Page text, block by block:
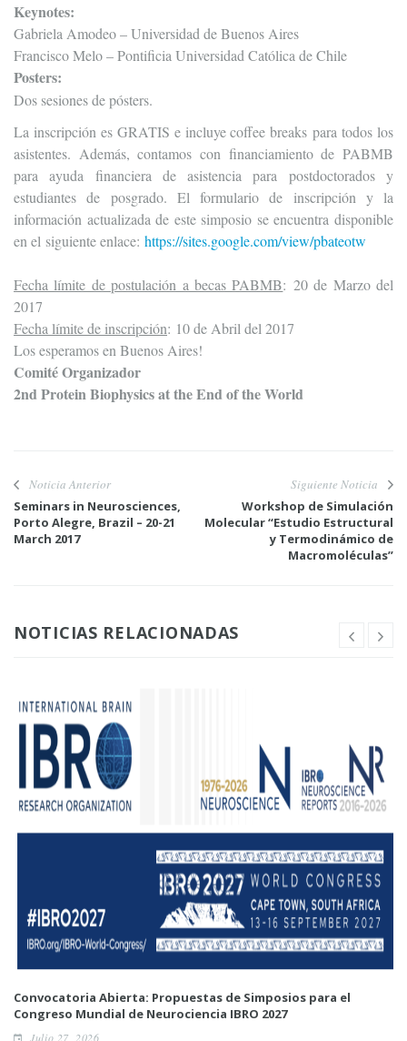
Keynotes:
Gabriela Amodeo – Universidad de Buenos Aires
Francisco Melo – Pontificia Universidad Católica de Chile
Posters:
Dos sesiones de pósters.
La inscripción es GRATIS e incluye coffee breaks para todos los
asistentes. Además, contamos con financiamiento de PABMB
para ayuda financiera de asistencia para postdoctorados y
estudiantes de posgrado. El formulario de inscripción y la
información actualizada de este simposio se encuentra disponible
en el siguiente enlace: https://sites.google.com/view/pbateotw
Fecha límite de postulación a becas PABMB: 20 de Marzo del
2017
Fecha límite de inscripción: 10 de Abril del 2017
Los esperamos en Buenos Aires!
Comité Organizador
2nd Protein Biophysics at the End of the World
Noticia Anterior
Seminars in Neurosciences,
Porto Alegre, Brazil – 20-21
March 2017
Siguiente Noticia
Workshop de Simulación
Molecular “Estudio Estructural
y Termodinámico de
Macromoléculas”
NOTICIAS RELACIONADAS
Convocatoria Abierta: Propuestas de Simposios para el
Congreso Mundial de Neurociencia IBRO 2027
Julio 27, 2026